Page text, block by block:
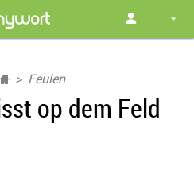
Feulen
op dem Feld